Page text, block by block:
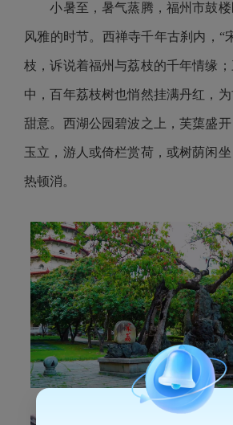
小暑至，暑气蒸腾，福州市鼓
风雅的时节。西禅寺千年古刹内，“
枝，诉说着福州与荔枝的千年情缘
中，百年荔枝树也悄然挂满丹红，
甜意。西湖公园碧波之上，芙蕖盛
玉立，游人或倚栏赏荷，或树荫闲
热顿消。